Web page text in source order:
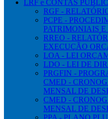
LRF e CONTAS
RGF -
PCPE -
PATRIMONIAIS E
RREO -
EXECUÇÃO
LOA - LEI
LDO - LEI DE
PRGFIN -
CMED -
MENSAL DE
CMED -
MENSAL DE
PPA - PLANO